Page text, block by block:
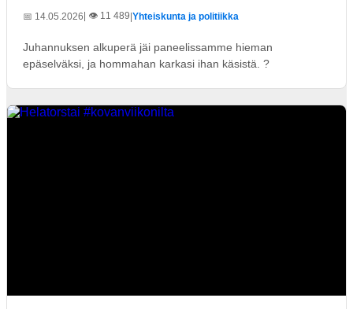
📅 14.05.2026| 👁️ 11 489 Yhteiskunta ja politiikka
Juhannuksen alkuperä jäi paneelissamme hieman
epäselväksi, ja hommahan karkasi ihan käsistä. ?